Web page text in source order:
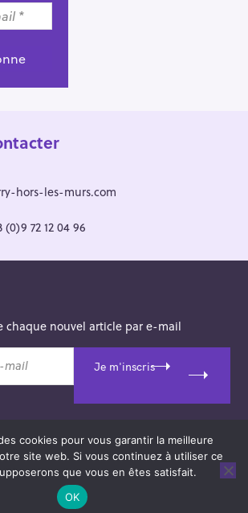
hors-les-murs.com
72 12 04 96
chaque nouvel article par e-mail
Je m'inscris
Saint-Merry Hors-les-Murs.
Felt byPixelgrade.
cookies pour vous garantir la meilleure
site web. Si vous continuez à utiliser ce
que vous en êtes satisfait.
OK